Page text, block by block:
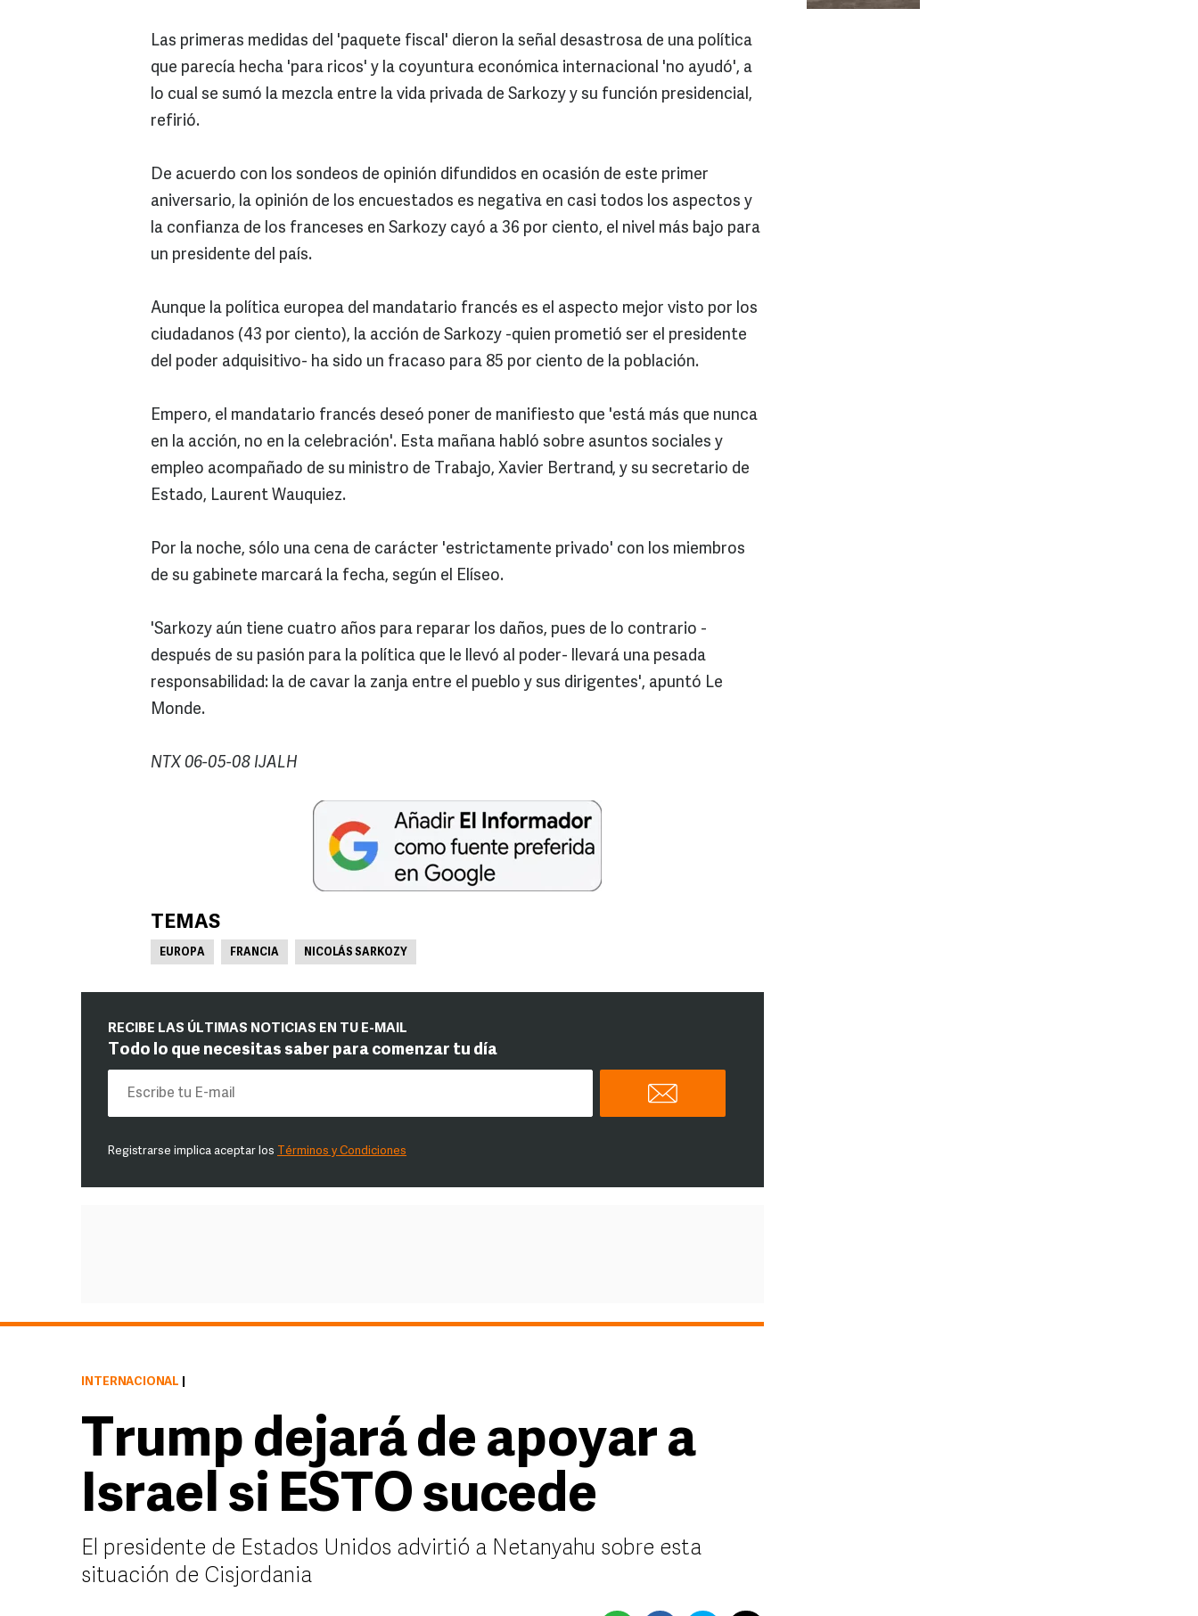
Las primeras medidas del 'paquete fiscal' dieron la señal desastrosa de una política
que parecía hecha 'para ricos' y la coyuntura económica internacional 'no ayudó', a
lo cual se sumó la mezcla entre la vida privada de Sarkozy y su función presidencial,
refirió.
De acuerdo con los sondeos de opinión difundidos en ocasión de este primer
aniversario, la opinión de los encuestados es negativa en casi todos los aspectos y
la confianza de los franceses en Sarkozy cayó a 36 por ciento, el nivel más bajo para
un presidente del país.
Aunque la política europea del mandatario francés es el aspecto mejor visto por los
ciudadanos (43 por ciento), la acción de Sarkozy -quien prometió ser el presidente
del poder adquisitivo- ha sido un fracaso para 85 por ciento de la población.
Empero, el mandatario francés deseó poner de manifiesto que 'está más que nunca
en la acción, no en la celebración'. Esta mañana habló sobre asuntos sociales y
empleo acompañado de su ministro de Trabajo, Xavier Bertrand, y su secretario de
Estado, Laurent Wauquiez.
Por la noche, sólo una cena de carácter 'estrictamente privado' con los miembros
de su gabinete marcará la fecha, según el Elíseo.
'Sarkozy aún tiene cuatro años para reparar los daños, pues de lo contrario -
después de su pasión para la política que le llevó al poder- llevará una pesada
responsabilidad: la de cavar la zanja entre el pueblo y sus dirigentes', apuntó Le
Monde.
NTX 06-05-08 IJALH
TEMAS
EUROPA FRANCIA NICOLÁS SARKOZY
RECIBE LAS ÚLTIMAS NOTICIAS EN TU E-MAIL
Todo lo que necesitas saber para comenzar tu día
Registrarse implica aceptar los Términos y Condiciones
INTERNACIONAL
Trump dejará de apoyar a
Israel si ESTO sucede
El presidente de Estados Unidos advirtió a Netanyahu sobre esta
situación de Cisjordania